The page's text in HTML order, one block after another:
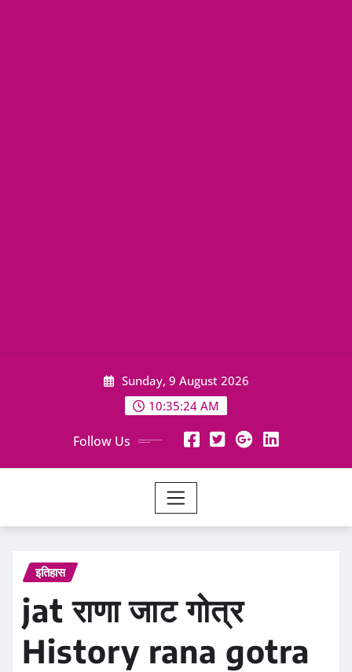
Sunday, 9 August 2026
10:35:25 AM
Follow Us
इतिहास
jat राणा जाट गोत्र
History rana gotra